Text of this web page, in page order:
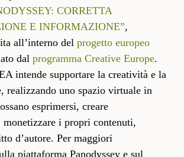
CORRETTA
E INFORMAZIONE”,
all’interno del progetto europeo
dal programma Creative Europe.
intende supportare la creatività e la
realizzando uno spazio virtuale in
esprimersi, creare
i propri contenuti,
d’autore. Per maggiori
piattaforma Panodyssey e sul